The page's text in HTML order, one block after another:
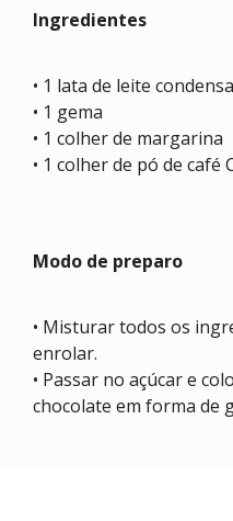
Ingredientes
• 1 lata de leite
• 1 gema
• 1 colher de margarina
• 1 colher de pó de café
Modo de preparo
• Misturar todos os
enrolar.
• Passar no açúcar e
chocolate em forma de